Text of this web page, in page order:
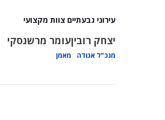
עירוני גבעתיים צוות מקצועי
יצחק רובין
מנכ"ל אגודה
עומר מרשנסקי
מאמן